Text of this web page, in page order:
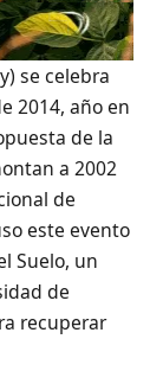
se celebra
2014, año en
de la
a 2002
de
este evento
Suelo, un
de
recuperar